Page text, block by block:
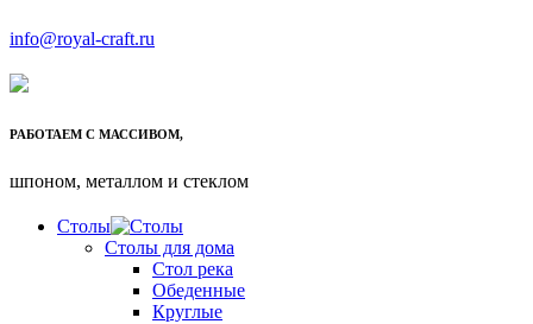
info@royal-craft.ru
РАБОТАЕМ С МАССИВОМ,
шпоном, металлом и стеклом
Столы
Столы для дома
Стол река
Обеденные
Круглые